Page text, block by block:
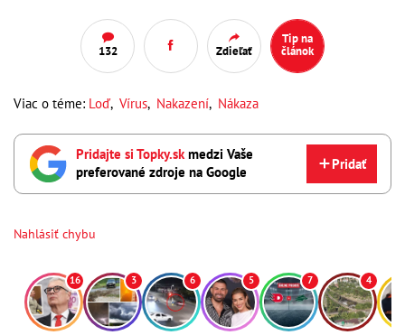
132 Zdieľať
Tip na
článok
Viac o téme: Loď, Vírus, Nakazení, Nákaza
Pridajte si Topky.skmedzi Vaše
preferované zdroje na Google
Pridať
Nahlásiť chybu
16 3 6 5 7 4